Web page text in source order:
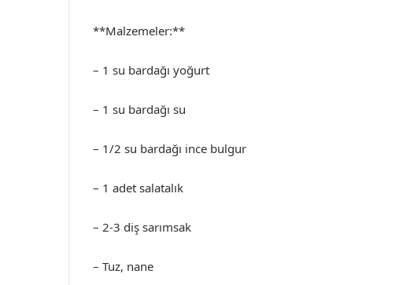
**Malzemeler:**
– 1 su bardağı yoğurt
– 1 su bardağı su
– 1/2 su bardağı ince bulgur
– 1 adet salatalık
– 2-3 diş sarımsak
– Tuz, nane